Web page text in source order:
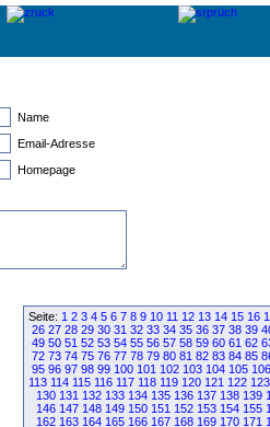
Name
Email-Adresse
Homepage
Seite: 1 2 3 4 5 6 7 8 9 10 11 12 13 14 15 16
26 27 28 29 30 31 32 33 34 35 36 37 38 39
49 50 51 52 53 54 55 56 57 58 59 60 61 62
72 73 74 75 76 77 78 79 80 81 82 83 84 85
95 96 97 98 99 100 101 102 103 104 105 106
113 114 115 116 117 118 119 120 121 122 123
130 131 132 133 134 135 136 137 138 139
146 147 148 149 150 151 152 153 154 155
162 163 164 165 166 167 168 169 170 171